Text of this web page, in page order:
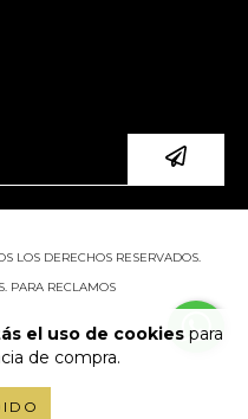
el uso de cookiespara
de compra.
LOS DERECHOS RESERVADOS.
PARA RECLAMOS